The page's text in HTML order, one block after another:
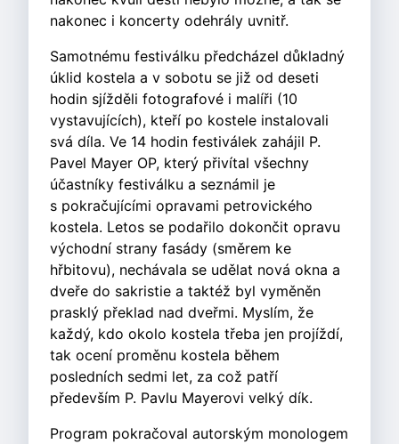
nakonec i koncerty odehrály uvnitř.
Samotnému festiválku předcházel důkladný
úklid kostela a v sobotu se již od deseti
hodin sjížděli fotografové i malíři (10
vystavujících), kteří po kostele instalovali
svá díla. Ve 14 hodin festiválek zahájil P.
Pavel Mayer OP, který přivítal všechny
účastníky festiválku a seznámil je
s pokračujícími opravami petrovického
kostela. Letos se podařilo dokončit opravu
východní strany fasády (směrem ke
hřbitovu), nechávala se udělat nová okna a
dveře do sakristie a taktéž byl vyměněn
prasklý překlad nad dveřmi. Myslím, že
každý, kdo okolo kostela třeba jen projíždí,
tak ocení proměnu kostela během
posledních sedmi let, za což patří
především P. Pavlu Mayerovi velký dík.
Program pokračoval autorským monologem